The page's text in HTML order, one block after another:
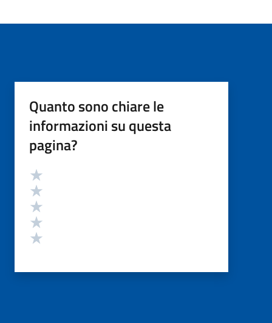
Quanto sono chiare le
informazioni su questa
pagina?
Valutazione